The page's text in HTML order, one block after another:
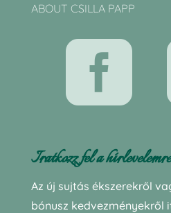
ABOUT CSILLA PAPP

Iratkozz fel a
Az új sujtás ékszerekről
bónusz kedvezményekről